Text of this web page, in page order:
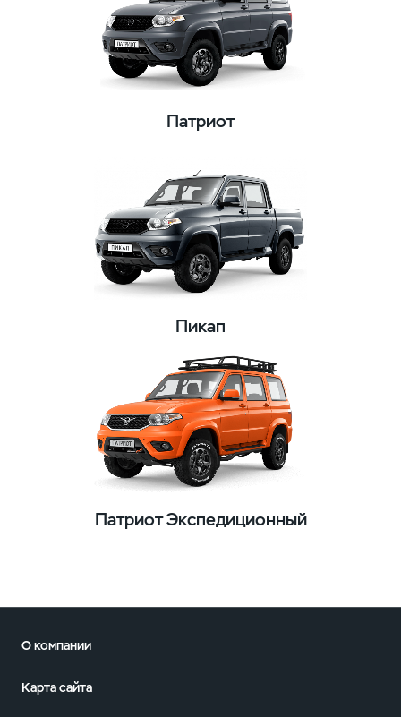
Патриот
Пикап
Патриот Экспедиционный
О компании
Карта сайта